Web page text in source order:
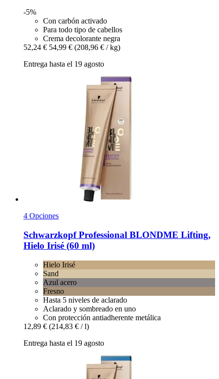
-5%
Con carbón activado
Para todo tipo de cabellos
Crema decolorante negra
52,24 € 54,99 € (208,96 € / kg)
Entrega hasta el 19 agosto
4 Opciones
Schwarzkopf Professional BLONDME Lifting,
Hielo Irisé (60 ml)
Hielo Irisé
Sand
Azul acero
Fresno
Hasta 5 niveles de aclarado
Aclarado y sombreado en uno
Con protección antiadherente metálica
12,89 € (214,83 € / l)
Entrega hasta el 19 agosto